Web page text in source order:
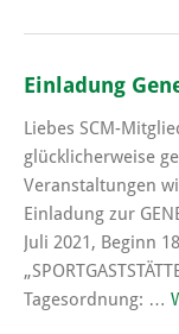
Einladung
Liebes SCM-
glücklicherweise
Veranstaltungen
Einladung zur
Juli 2021, Beginn
Tagesordnung: …